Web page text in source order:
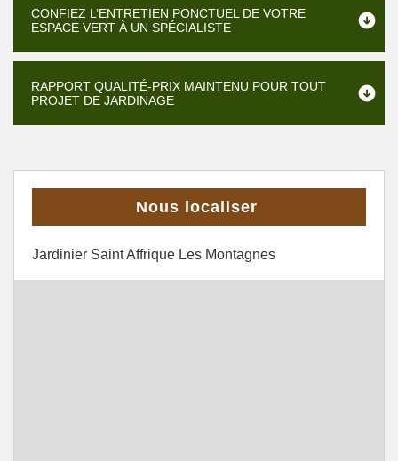
CONFIEZ L’ENTRETIEN PONCTUEL DE VOTRE
ESPACE VERT À UN SPÉCIALISTE
RAPPORT QUALITÉ-PRIX MAINTENU POUR TOUT
PROJET DE JARDINAGE
Nous localiser
Jardinier Saint Affrique Les Montagnes